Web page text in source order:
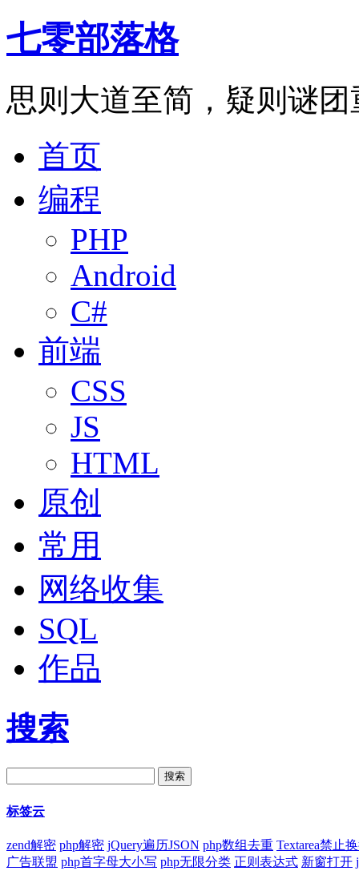
七零部落格
思则大道至简，疑则谜团
首页
编程
PHP
Android
C#
前端
CSS
JS
HTML
原创
常用
网络收集
SQL
作品
搜索
标签云
zend解密 php解密 jQuery遍历JSON php数组去重 Textarea禁止
广告联盟 php首字母大小写 php无限分类 正则表达式 新窗打开